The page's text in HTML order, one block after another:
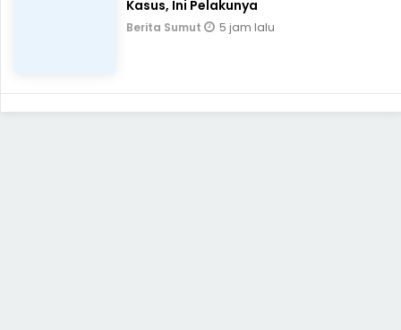
Kasus, Ini Pelakunya
Berita Sumut 5 jam lalu